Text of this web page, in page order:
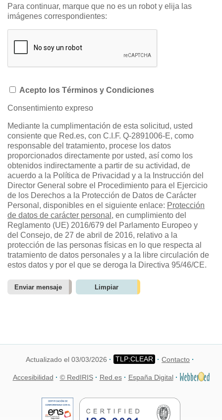
Para continuar, marque que no es un robot y elija las
imágenes correspondientes:
Acepto los Términos y Condiciones
Consentimiento expreso
Mediante la cumplimentación de esta solicitud, usted
consiente que Red.es, con C.I.F. Q-2891006-E, como
responsable del tratamiento, procese los datos
proporcionados directamente por usted, así como los
obtenidos indirectamente a partir de su actividad, de
acuerdo a la Política de Privacidad y a la Instrucción del
Director General sobre el Procedimiento para el Ejercicio
de los Derechos a la Protección de Datos de Carácter
Personal, disponibles en el siguiente enlace: Protección
de datos de carácter personal , en cumplimiento del
Reglamento (UE) 2016/679 del Parlamento Europeo y
del Consejo, de 27 de abril de 2016, relativo a la
protección de las personas físicas en lo que respecta al
tratamiento de datos personales y a la libre circulación de
estos datos y por el que se deroga la Directiva 95/46/CE.
Actualizado el 03/03/2026 Contacto
Accesibilidad © RedIRIS Red.es España Digital